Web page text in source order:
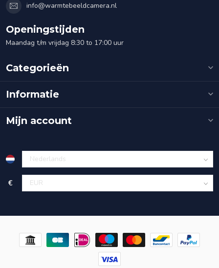
info@warmtebeeldcamera.nl
Openingstijden
Maandag t/m vrijdag 8:30 to 17:00 uur
Categorieën
Informatie
Mijn account
€